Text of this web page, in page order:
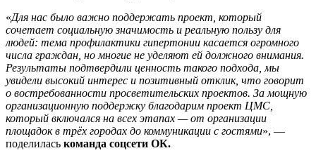
«Для нас было важно поддержать проект, который
сочетает социальную значимость и реальную пользу для
людей: тема профилактики гипертонии касается огромного
числа граждан, но многие не уделяют ей должного внимания.
Результаты подтвердили ценность такого подхода, мы
увидели высокий интерес и позитивный отклик, что говорит
о востребованности просветительских проектов. За мощную
организационную поддержку благодарим проект ЦМС,
который включался на всех этапах — от организации
площадок в трёх городах до коммуникации с гостями», —
поделилась команда соцсети ОК.